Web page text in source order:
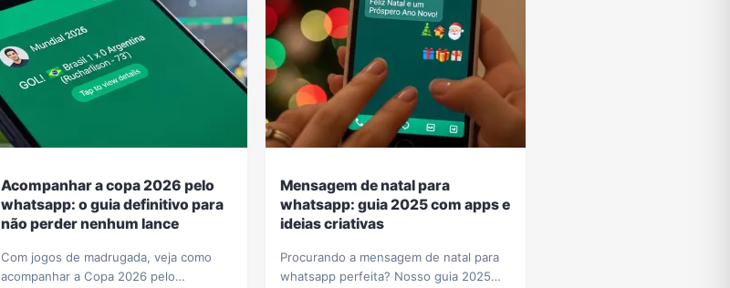
Acompanhar a copa 2026 pelo
whatsapp: o guia definitivo para
não perder nenhum lance
Com jogos de madrugada, veja como
acompanhar a Copa 2026 pelo
Mensagem de natal para
whatsapp: guia 2025 com apps e
ideias criativas
Procurando a mensagem de natal para
whatsapp perfeita? Nosso guia 2025